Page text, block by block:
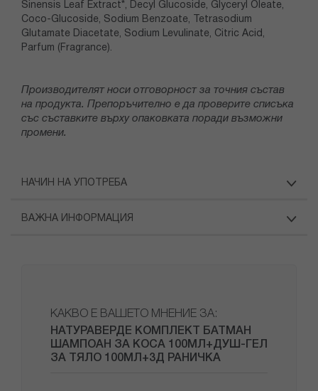
Sinensis Leaf Extract*, Decyl Glucoside, Glyceryl Oleate,
Coco-Glucoside, Sodium Benzoate, Tetrasodium
Glutamate Diacetate, Sodium Levulinate, Citric Acid,
Parfum (Fragrance).
Производителят носи отговорност за точния състав
на продукта. Препоръчително е да проверите списъка
със съставките върху опаковката поради възможни
промени.
НАЧИН НА УПОТРЕБА
ВАЖНА ИНФОРМАЦИЯ
КАКВО Е ВАШЕТО МНЕНИЕ ЗА:
НАТУРАВЕРДЕ КОМПЛЕКТ БАТМАН
ШАМПОАН ЗА КОСА 100МЛ+ДУШ-ГЕЛ
ЗА ТЯЛО 100МЛ+3Д РАНИЧКА